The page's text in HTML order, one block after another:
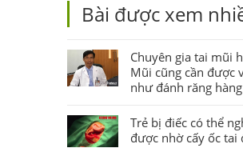
Bài được xem
Chuyên gia tai mũi
Mũi cũng cần được
như đánh răng
Trẻ bị điếc có thể
được nhờ cấy ốc tai